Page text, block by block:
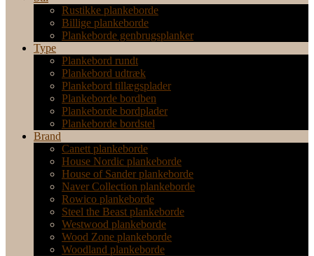
Rustikke plankeborde
Billige plankeborde
Plankeborde genbrugsplanker
Type
Plankebord rundt
Plankebord udtræk
Plankebord tillægsplader
Plankeborde bordben
Plankeborde bordplader
Plankeborde bordstel
Brand
Canett plankeborde
House Nordic plankeborde
House of Sander plankeborde
Naver Collection plankeborde
Rowico plankeborde
Steel the Beast plankeborde
Westwood plankeborde
Wood Zone plankeborde
Woodland plankeborde